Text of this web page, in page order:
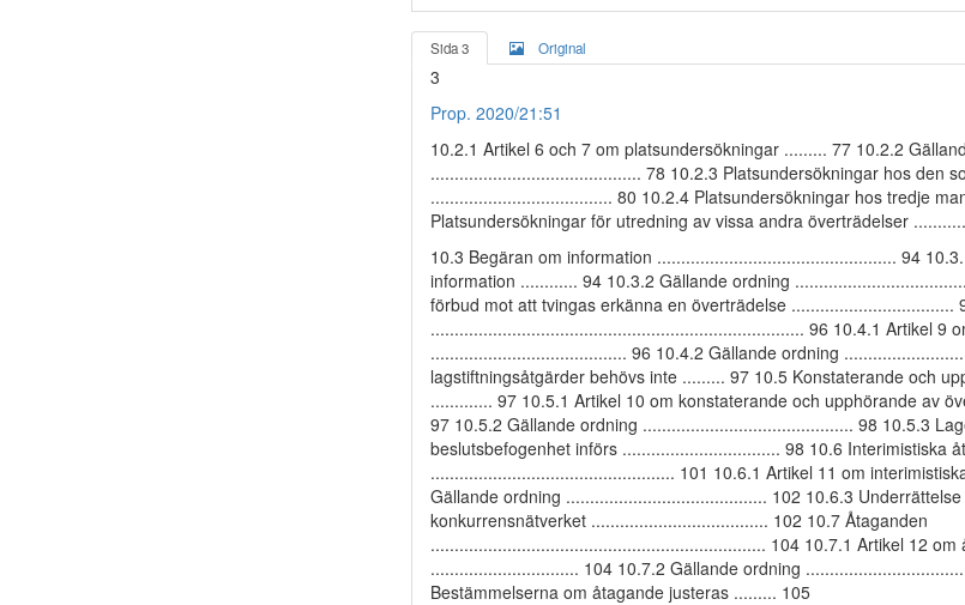
Sida 3 Original
3
Prop. 2020/21:51
10.2.1 Artikel 6 och 7 om platsundersökningar ......... 77 10.2.2
............................................ 78 10.2.3 Platsundersökningar hos den
...................................... 80 10.2.4 Platsundersökningar hos tredje
Platsundersökningar för utredning av vissa andra överträdelser
10.3 Begäran om information .................................................. 94
information ............ 94 10.3.2 Gällande ordning
förbud mot att tvingas erkänna en överträdelse ..................................
.............................................................................. 96 10.4.1 Artikel 9
......................................... 96 10.4.2 Gällande ordning
lagstiftningsåtgärder behövs inte ......... 97 10.5 Konstaterande och
............. 97 10.5.1 Artikel 10 om konstaterande och upphörande av
97 10.5.2 Gällande ordning ............................................ 98 10.5.3
beslutsbefogenhet införs ................................. 98 10.6 Interimistiska
................................................... 101 10.6.1 Artikel 11 om
Gällande ordning .......................................... 102 10.6.3
konkurrensnätverket ..................................... 102 10.7 Åtaganden
...................................................................... 104 10.7.1 Artikel 12 om
............................... 104 10.7.2 Gällande ordning
Bestämmelserna om åtagande justeras ......... 105